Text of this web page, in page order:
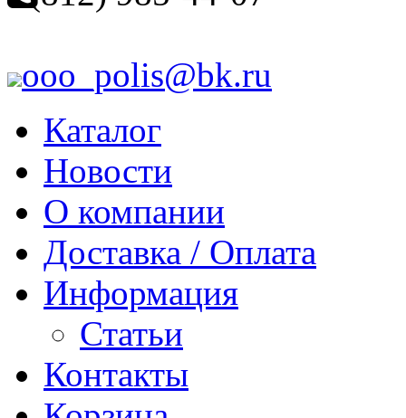
ooo_polis@bk.ru
Каталог
Новости
О компании
Доставка / Оплата
Информация
Статьи
Контакты